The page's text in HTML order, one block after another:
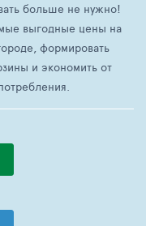
больше не нужно!
выгодные цены на
формировать
и экономить от